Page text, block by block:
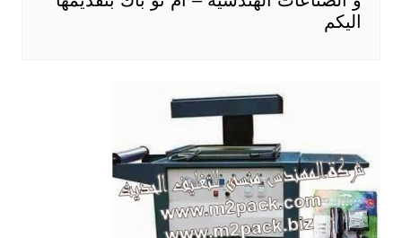
اليكم